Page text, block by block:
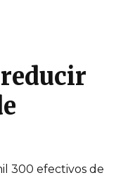
300 efectivos de